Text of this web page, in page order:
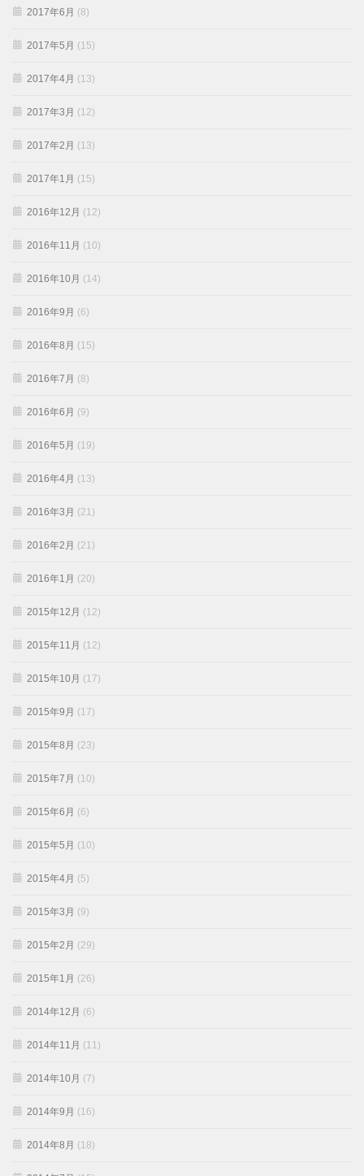
2017年6月 (8)
2017年5月 (15)
2017年4月 (13)
2017年3月 (12)
2017年2月 (13)
2017年1月 (15)
2016年12月 (12)
2016年11月 (10)
2016年10月 (14)
2016年9月 (6)
2016年8月 (15)
2016年7月 (8)
2016年6月 (9)
2016年5月 (19)
2016年4月 (13)
2016年3月 (21)
2016年2月 (21)
2016年1月 (20)
2015年12月 (12)
2015年11月 (12)
2015年10月 (17)
2015年9月 (17)
2015年8月 (23)
2015年7月 (10)
2015年6月 (6)
2015年5月 (10)
2015年4月 (5)
2015年3月 (9)
2015年2月 (29)
2015年1月 (26)
2014年12月 (6)
2014年11月 (11)
2014年10月 (7)
2014年9月 (16)
2014年8月 (18)